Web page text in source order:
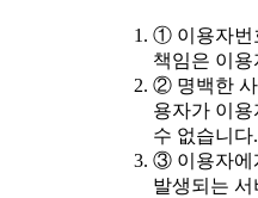
① 이용자번
책임은 이
② 명백한 사
용자가 이
수 없습니다.
③ 이용자에
발생되는